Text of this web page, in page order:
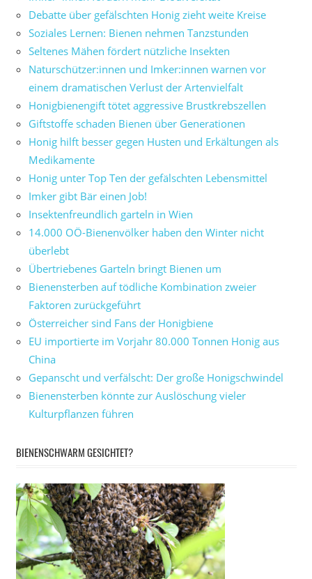
Debatte über gefälschten Honig zieht weite Kreise
Soziales Lernen: Bienen nehmen Tanzstunden
Seltenes Mähen fördert nützliche Insekten
Naturschützer:innen und Imker:innen warnen vor
einem dramatischen Verlust der Artenvielfalt
Honigbienengift tötet aggressive Brustkrebszellen
Giftstoffe schaden Bienen über Generationen
Honig hilft besser gegen Husten und Erkältungen als
Medikamente
Honig unter Top Ten der gefälschten Lebensmittel
Imker gibt Bär einen Job!
Insektenfreundlich garteln in Wien
14.000 OÖ-Bienenvölker haben den Winter nicht
überlebt
Übertriebenes Garteln bringt Bienen um
Bienensterben auf tödliche Kombination zweier
Faktoren zurückgeführt
Österreicher sind Fans der Honigbiene
EU importierte im Vorjahr 80.000 Tonnen Honig aus
China
Gepanscht und verfälscht: Der große Honigschwindel
Bienensterben könnte zur Auslöschung vieler
Kulturpflanzen führen
BIENENSCHWARM GESICHTET?